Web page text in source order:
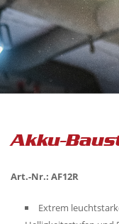
Akku-
Art.-Nr.: AF12R
Extrem